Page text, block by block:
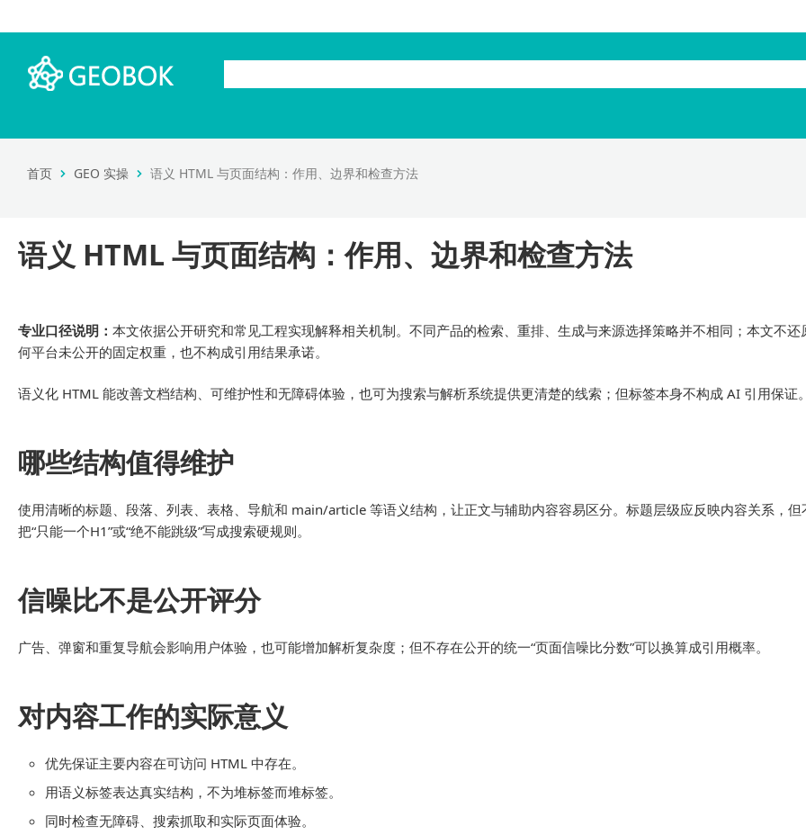
首页 GEO 实操 语义 HTML 与页面结构：作用、边界和检查方法
语义 HTML 与页面结构：作用、边界和检查方法
专业口径说明： 本文依据公开研究和常见工程实现解释相关机制。不同产品的检索、重排、生成与来源选择策略并不相同；本文不还
何平台未公开的固定权重，也不构成引用结果承诺。
语义化 HTML 能改善文档结构、可维护性和无障碍体验，也可为搜索与解析系统提供更清楚的线索；但标签本身不构成 AI 引用保证
哪些结构值得维护
使用清晰的标题、段落、列表、表格、导航和 main/article 等语义结构，让正文与辅助内容容易区分。标题层级应反映内容关系，但
把“只能一个H1”或“绝不能跳级”写成搜索硬规则。
信噪比不是公开评分
广告、弹窗和重复导航会影响用户体验，也可能增加解析复杂度；但不存在公开的统一“页面信噪比分数”可以换算成引用概率。
对内容工作的实际意义
优先保证主要内容在可访问 HTML 中存在。
用语义标签表达真实结构，不为堆标签而堆标签。
同时检查无障碍、搜索抓取和实际页面体验。